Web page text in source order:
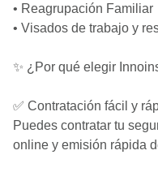
• Reagrupación Familiar
• Visados de trabajo y
✨ ¿Por qué elegir
✅ Contratación fácil y
Puedes contratar tu
online y emisión rápida